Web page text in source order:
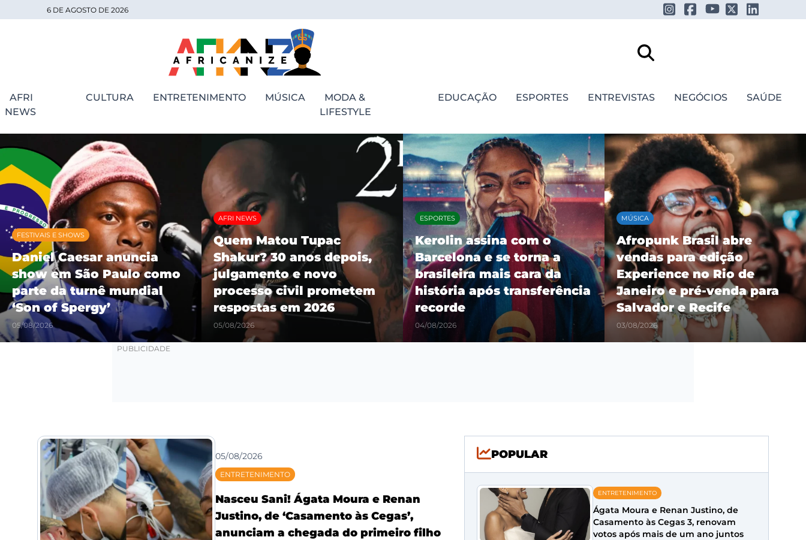
6 DE AGOSTO DE 2026
AFRI
NEWS
CULTURA ENTRETENIMENTO MÚSICA
MODA &
LIFESTYLE
EDUCAÇÃO ESPORTES ENTREVISTAS NEGÓCIOS SAÚDE
AFRI NEWS
Quem Matou Tupac
Shakur? 30 anos depois,
julgamento e novo
processo civil prometem
respostas em 2026
05/08/2026
ESPORTES
Kerolin assina com o
Barcelona e se torna a
brasileira mais cara da
história após transferência
recorde
04/08/2026
MÚSICA
Afropunk Brasil abre
vendas para edição
Experience no Rio de
Janeiro e pré-venda para
Salvador e Recife
03/08/2026
FESTIVAIS E SHOWS
Favela Sounds reúne Gaby
Amarantos, Valesca
Popozuda, Kyan e artistas
internacionais em edição
comemorativa
31/07/2026
05/08/2026
ENTRETENIMENTO
Nasceu Sani! Ágata Moura e Renan
Justino, de ‘Casamento às Cegas’,
anunciam a chegada do primeiro filho
POPULAR
ENTRETENIMENTO
Ágata Moura e Renan Justino, de
Casamento às Cegas 3, renovam
votos após mais de um ano juntos